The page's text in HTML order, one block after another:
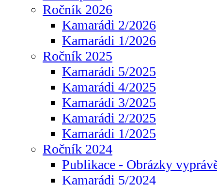
Ročník 2026
Kamarádi 2/2026
Kamarádi 1/2026
Ročník 2025
Kamarádi 5/2025
Kamarádi 4/2025
Kamarádi 3/2025
Kamarádi 2/2025
Kamarádi 1/2025
Ročník 2024
Publikace - Obrázky
Kamarádi 5/2024